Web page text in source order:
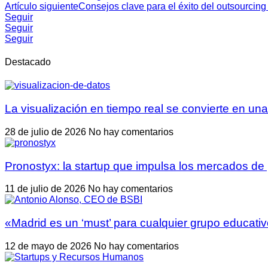
Artículo siguienteConsejos clave para el éxito del
Seguir
Seguir
Seguir
Destacado
La visualización en tiempo real se convierte en
28 de julio de 2026 No hay comentarios
Pronostyx: la startup que impulsa los mercados
11 de julio de 2026 No hay comentarios
«Madrid es un ‘must’ para cualquier grupo
12 de mayo de 2026 No hay comentarios